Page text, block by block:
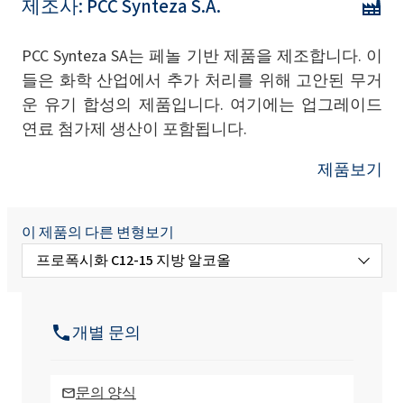
제조사: PCC Synteza S.A.
PCC Synteza SA는 페놀 기반 제품을 제조합니다. 이
들은 화학 산업에서 추가 처리를 위해 고안된 무거
운 유기 합성의 제품입니다. 여기에는 업그레이드
연료 첨가제 생산이 포함됩니다.
제품보기
이 제품의 다른 변형보기
프로폭시화 C12-15 지방 알코올
개별 문의
문의 양식